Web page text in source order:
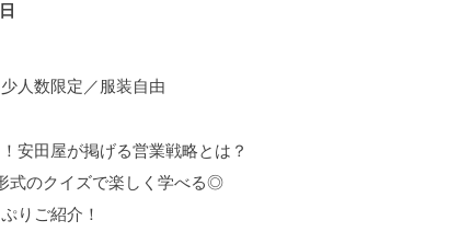
人数限定／服装自由
安田屋が掲げる営業戦略とは？
式のクイズで楽しく学べる◎
りご紹介！